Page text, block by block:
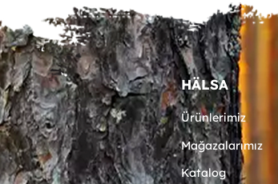
HÄLSA
Ürünlerimiz
Mağazalarımız
Katalog